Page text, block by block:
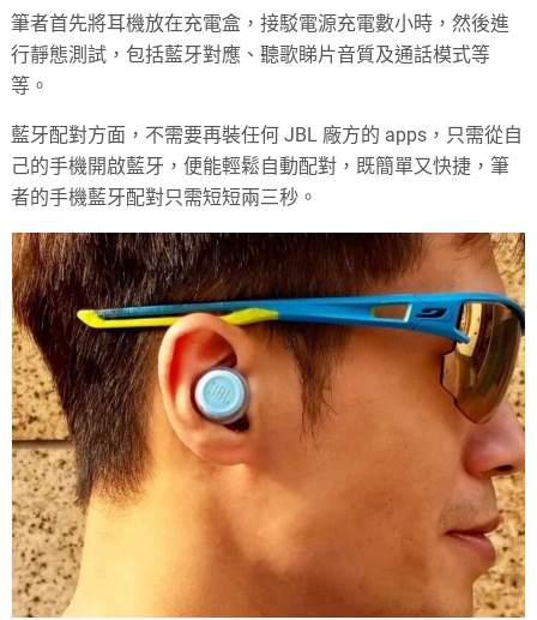
筆者首先將耳機放在充電盒，接駁電源充電數小時，然後進
行靜態測試，包括藍牙對應、聽歌睇片音質及通話模式等
等。
藍牙配對方面，不需要再裝任何 JBL 廠方的 apps，只需從自
己的手機開啟藍牙，便能輕鬆自動配對，既簡單又快捷，筆
者的手機藍牙配對只需短短兩三秒。